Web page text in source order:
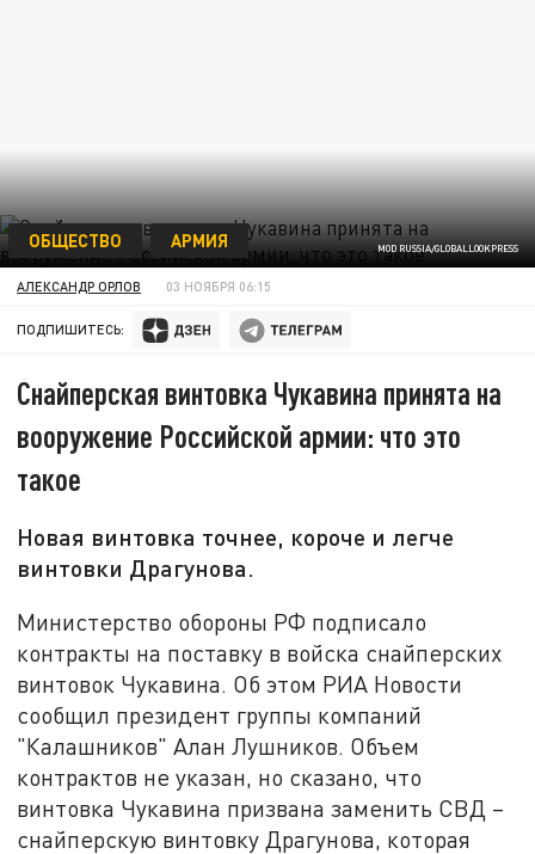
MOD RUSSIA/GLOBALLOOKPRESS
ОБЩЕСТВО АРМИЯ
АЛЕКСАНДР ОРЛОВ 03 НОЯБРЯ 06:15
ПОДПИШИТЕСЬ:
Снайперская винтовка Чукавина принята на
вооружение Российской армии: что это
такое
Новая винтовка точнее, короче и легче
винтовки Драгунова.
Министерство обороны РФ подписало
контракты на поставку в войска снайперских
винтовок Чукавина. Об этом РИА Новости
сообщил президент группы компаний
"Калашников" Алан Лушников. Объем
контрактов не указан, но сказано, что
винтовка Чукавина призвана заменить СВД –
снайперскую винтовку Драгунова, которая